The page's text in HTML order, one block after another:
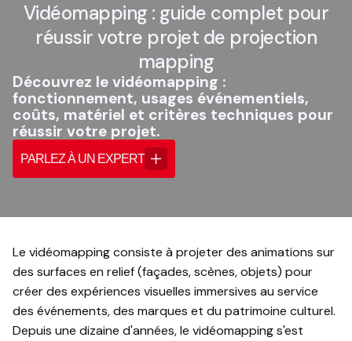
Vidéomapping : guide complet pour
réussir votre projet de projection
mapping
Découvrez le vidéomapping :
fonctionnement, usages événementiels,
coûts, matériel et critères techniques pour
réussir votre projet.
PARLEZ À UN EXPERT
Le vidéomapping consiste à projeter des animations sur
des surfaces en relief (façades, scènes, objets) pour
créer des expériences visuelles immersives au service
des événements, des marques et du patrimoine culturel.
Depuis une dizaine d'années, le vidéomapping s'est